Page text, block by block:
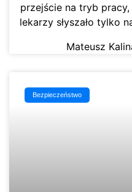
przejście na tryb
lekarzy słyszało tylko
Mateusz
Bezpieczeństwo